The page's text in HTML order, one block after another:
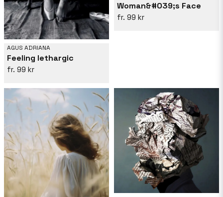
AGUS ADRIANA
Feeling lethargic
99 kr
Woman&#039;s Face
99 kr